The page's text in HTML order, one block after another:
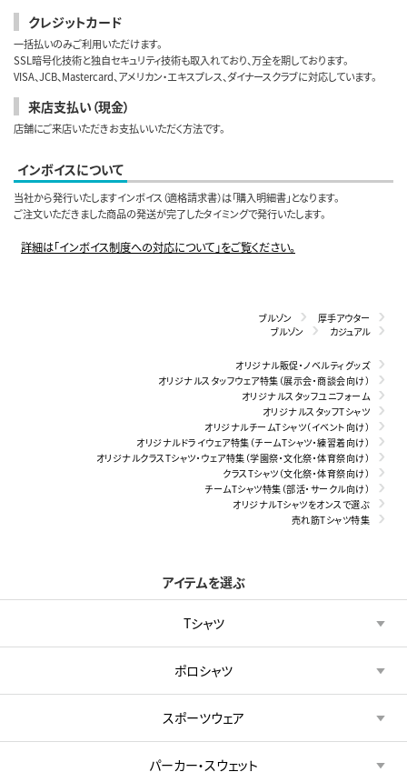
クレジットカード
一括払いのみご利用いただけます。
SSL暗号化技術と独自セキュリティ技術も取入れており、万全を期しております。
VISA、JCB、Mastercard、アメリカン・エキスプレス、ダイナースクラブに対応しています。
来店支払い（現金）
店舗にご来店いただきお支払いいただく方法です。
インボイスについて
当社から発行いたしますインボイス（適格請求書）は「購入明細書」となります。
ご注文いただきました商品の発送が完了したタイミングで発行いたします。
詳細は「インボイス制度への対応について」をご覧ください。
ブルゾン
厚手アウター
ブルゾン
カジュアル
オリジナル販促・ノベルティグッズ
オリジナルスタッフウェア特集（展示会・商談会向け）
オリジナルスタッフユニフォーム
オリジナルスタッフTシャツ
オリジナルチームTシャツ（イベント向け）
オリジナルドライウェア特集（チームTシャツ・練習着向け）
オリジナルクラスTシャツ・ウェア特集（学園祭・文化祭・体育祭向け）
クラスTシャツ（文化祭・体育祭向け）
チームTシャツ特集（部活・サークル向け）
オリジナルTシャツをオンスで選ぶ
売れ筋Tシャツ特集
アイテムを選ぶ
Tシャツ
ポロシャツ
スポーツウェア
パーカー・スウェット